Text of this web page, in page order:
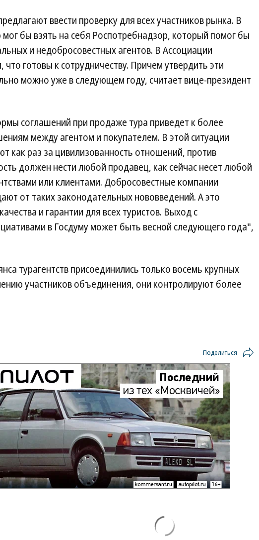
ввести проверку для всех участников рынка. В
мог бы взять на себя Роспотребнадзор, который помог бы
и недобросовестных агентов. В Ассоциации
что готовы к сотрудничеству. Причем утвердить эти
можно уже в следующем году, считает вице-президент
соглашений при продаже тура приведет к более
между агентом и покупателем. В этой ситуации
как раз за цивилизованность отношений, против
должен нести любой продавец, как сейчас несет любой
или клиентами. Добросовестные компании
от таких законодательных нововведений. А это
и гарантии для всех туристов. Выход с
в Госдуму может быть весной следующего года",
турагентств присоединились только восемь крупных
участников объединения, они контролируют более
Поделиться